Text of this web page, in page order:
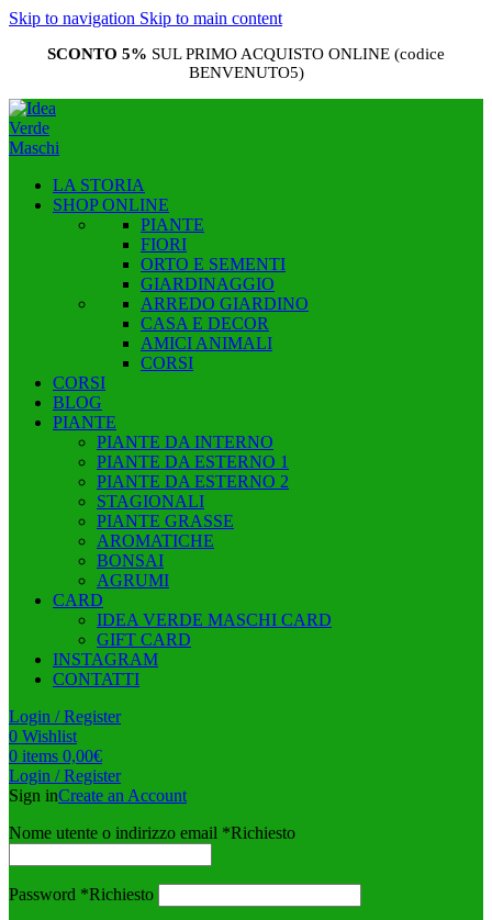
Skip to navigation Skip to main content
SCONTO 5% SUL PRIMO ACQUISTO ONLINE (codice
BENVENUTO5)
LA STORIA
SHOP ONLINE
PIANTE
FIORI
ORTO E SEMENTI
GIARDINAGGIO
ARREDO GIARDINO
CASA E DECOR
AMICI ANIMALI
CORSI
CORSI
BLOG
PIANTE
PIANTE DA INTERNO
PIANTE DA ESTERNO 1
PIANTE DA ESTERNO 2
STAGIONALI
PIANTE GRASSE
AROMATICHE
BONSAI
AGRUMI
CARD
IDEA VERDE MASCHI CARD
GIFT CARD
INSTAGRAM
CONTATTI
Login / Register
0 Wishlist
0 items 0,00€
Login / Register
Sign inCreate an Account
Nome utente o indirizzo email *Richiesto
Password *Richiesto